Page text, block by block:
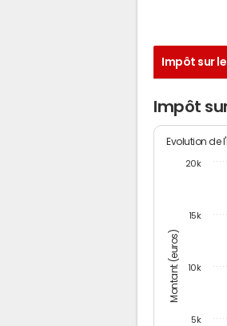
Impôt sur
Impôt
Montant (euros)
Evolution de
5k
10k
15k
20k